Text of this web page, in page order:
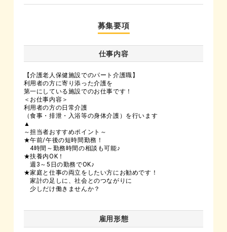
募集要項
仕事内容
【介護老人保健施設でのパート介護職】
利用者の方に寄り添った介護を
第一にしている施設でのお仕事です！
＜お仕事内容＞
利用者の方の日常介護
（食事・排泄・入浴等の身体介護）を行います
▲
～担当者おすすめポイント～
★午前/午後の短時間勤務！
4時間～勤務時間の相談も可能♪
★扶養内OK！
週3～5日の勤務でOK♪
★家庭と仕事の両立をしたい方にお勧めです！
家計の足しに、社会とのつながりに
少しだけ働きませんか？
雇用形態